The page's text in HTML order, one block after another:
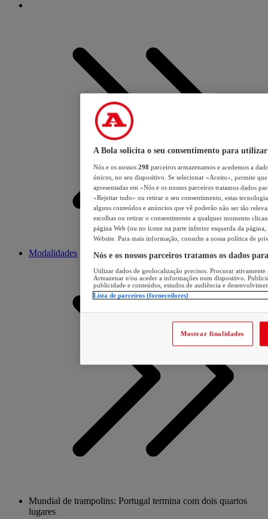
Modalidades
Mundial de trampolins: Portugal termina com dois quartos
lugares
A Bola solicita o seu consentimento para utilizar
Nós e os nossos 298 parceiros armazenamos e acedemos a
únicos, no seu dispositivo. Se selecionar «Aceito», permite
apresentadas em «Nós e os nossos parceiros tratamos dados
«Rejeitar tudo» ou retirar o seu consentimento, estas
alguns conteúdos e anúncios que vê poderão não ser tão
escolhas ou retirar o consentimento a qualquer momento
página Web (ou no ícone na parte inferior esquerda da página,
Website. Para mais informação, consulte a nossa política de
Nós e os nossos parceiros tratamos os dados
Utilizar dados de geolocalização precisos. Procurar
Armazenar e/ou aceder a informações num dispositivo.
publicidade e conteúdos, estudos de audiência e
Lista de parceiros (fornecedores)
Mostrar finalidades